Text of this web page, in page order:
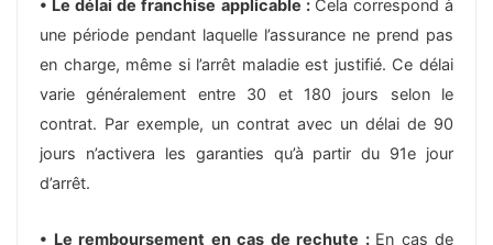
• Le délai de franchise applicable : Cela correspond à
une période pendant laquelle l’assurance ne prend pas
en charge, même si l’arrêt maladie est justifié. Ce délai
varie généralement entre 30 et 180 jours selon le
contrat. Par exemple, un contrat avec un délai de 90
jours n’activera les garanties qu’à partir du 91e jour
d’arrêt.
• Le remboursement en cas de rechute : En cas de